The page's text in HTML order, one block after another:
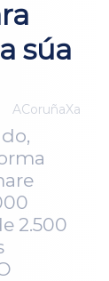
súa
ACoruñaXa
2.500